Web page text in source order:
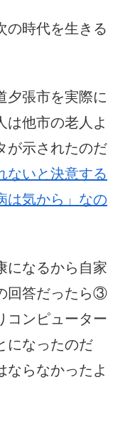
の時代を生きる
夕張市を実際に
は他市の老人よ
が示されたのだ
ないと決意する
は気から」なの
になるから自家
回答だったら③
コンピューター
になったのだ
ならなかったよ